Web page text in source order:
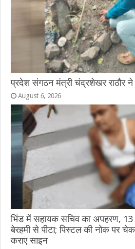
प्रदेश संगठन मंत्री चंद्रशेखर राठौर
August 6, 2026
भिंड में सहायक सचिव का अपहरण,
बेरहमी से पीटा; पिस्टल की नोक पर
कराए साइन